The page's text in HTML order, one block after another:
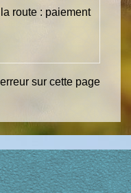
route : paiement
sur cette page